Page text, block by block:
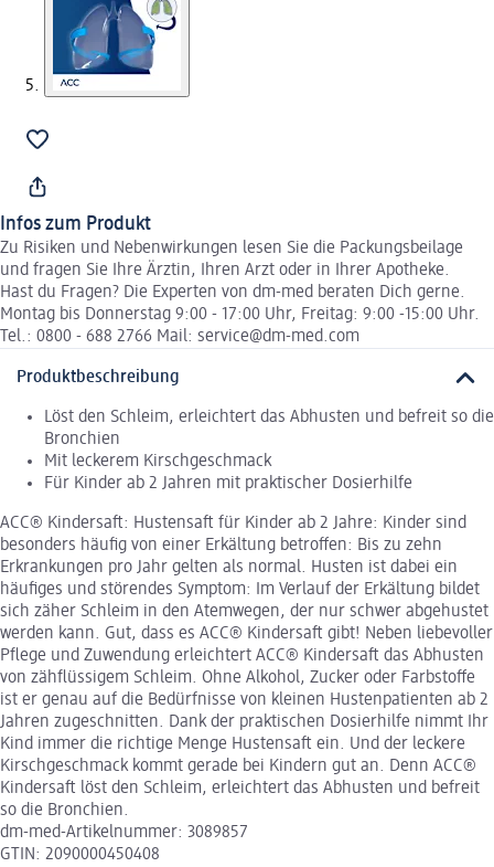
Infos zum Produkt
Zu Risiken und Nebenwirkungen lesen Sie die Packungsbeilage
und fragen Sie Ihre Ärztin, Ihren Arzt oder in Ihrer Apotheke.
Hast du Fragen? Die Experten von dm-med beraten Dich gerne.
Montag bis Donnerstag 9:00 - 17:00 Uhr, Freitag: 9:00 -15:00 Uhr.
Tel.: 0800 - 688 2766 Mail: service@dm-med.com
Produktbeschreibung
Löst den Schleim, erleichtert das Abhusten und befreit so die
Bronchien
Mit leckerem Kirschgeschmack
Für Kinder ab 2 Jahren mit praktischer Dosierhilfe
ACC® Kindersaft: Hustensaft für Kinder ab 2 Jahre: Kinder sind
besonders häufig von einer Erkältung betroffen: Bis zu zehn
Erkrankungen pro Jahr gelten als normal. Husten ist dabei ein
häufiges und störendes Symptom: Im Verlauf der Erkältung bildet
sich zäher Schleim in den Atemwegen, der nur schwer abgehustet
werden kann. Gut, dass es ACC® Kindersaft gibt! Neben liebevoller
Pflege und Zuwendung erleichtert ACC® Kindersaft das Abhusten
von zähflüssigem Schleim. Ohne Alkohol, Zucker oder Farbstoffe
ist er genau auf die Bedürfnisse von kleinen Hustenpatienten ab 2
Jahren zugeschnitten. Dank der praktischen Dosierhilfe nimmt Ihr
Kind immer die richtige Menge Hustensaft ein. Und der leckere
Kirschgeschmack kommt gerade bei Kindern gut an. Denn ACC®
Kindersaft löst den Schleim, erleichtert das Abhusten und befreit
so die Bronchien.
dm-med-Artikelnummer: 3089857
GTIN: 2090000450408